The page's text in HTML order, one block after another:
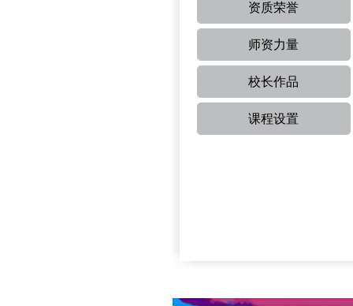
资质荣誉
师资力量
校长作品
课程设置